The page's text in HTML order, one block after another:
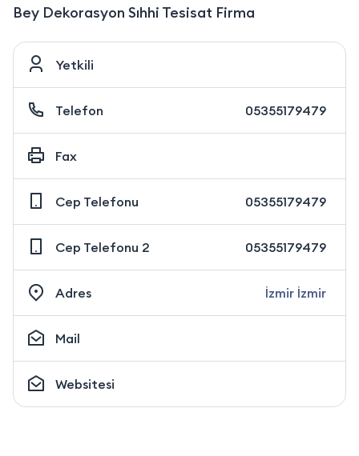
Bey Dekorasyon Sıhhi Tesisat Firma
Yetkili
Telefon 05355179479
Fax
Cep Telefonu 05355179479
Cep Telefonu 2 05355179479
Adres İzmir İzmir
Mail
Websitesi